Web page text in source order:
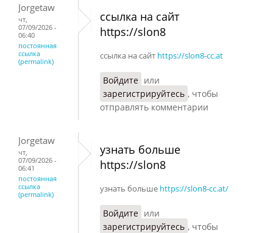
Jorgetaw
чт,
07/09/2026 -
06:40
постоянная
ссылка
(permalink)
ссылка на сайт
https://slon8
ссылка на сайт https://slon8-cc.at
Войдите или
зарегистрируйтесь , чтобы
отправлять комментарии
Jorgetaw
чт,
07/09/2026 -
06:41
постоянная
ссылка
(permalink)
узнать больше
https://slon8
узнать больше https://slon8-cc.at/
Войдите или
зарегистрируйтесь , чтобы